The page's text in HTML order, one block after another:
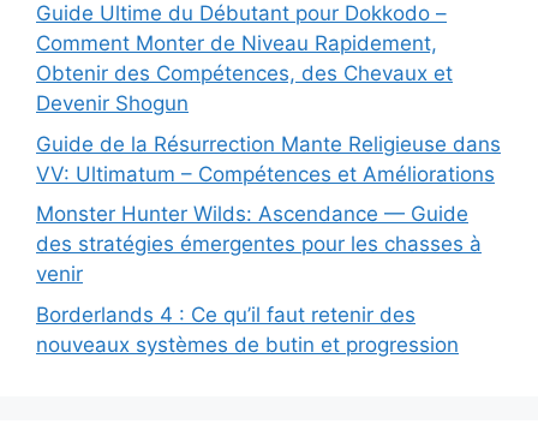
Guide Ultime du Débutant pour Dokkodo –
Comment Monter de Niveau Rapidement,
Obtenir des Compétences, des Chevaux et
Devenir Shogun
Guide de la Résurrection Mante Religieuse dans
VV: Ultimatum – Compétences et Améliorations
Monster Hunter Wilds: Ascendance — Guide
des stratégies émergentes pour les chasses à
venir
Borderlands 4 : Ce qu’il faut retenir des
nouveaux systèmes de butin et progression